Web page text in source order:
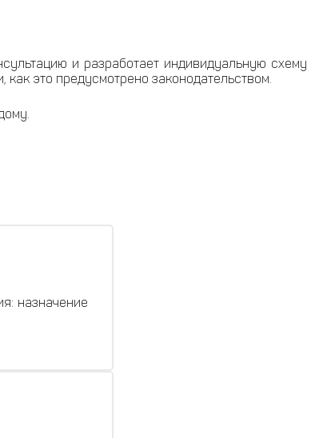
и разработает индивидуальную схему
это предусмотрено законодательством.
назначение